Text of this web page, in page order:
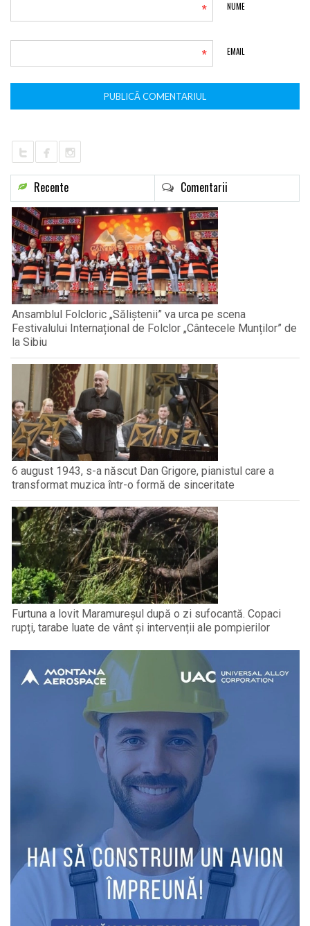
NUME
*
EMAIL
*
Recente Comentarii
Ansamblul Folcloric „Săliștenii” va urca pe scena
Festivalului Internațional de Folclor „Cântecele Munților” de
la Sibiu
6 august 1943, s-a născut Dan Grigore, pianistul care a
transformat muzica într-o formă de sinceritate
Furtuna a lovit Maramureșul după o zi sufocantă. Copaci
rupți, tarabe luate de vânt și intervenții ale pompierilor